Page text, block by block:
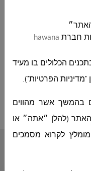
עבור עבודות אספקה והתקנת
חברת hawana
הכלולים בו מעיד
הפרטיות").
בהמשך אשר מהווים
(להלן ״אתה״ או
לקרוא מסמכים